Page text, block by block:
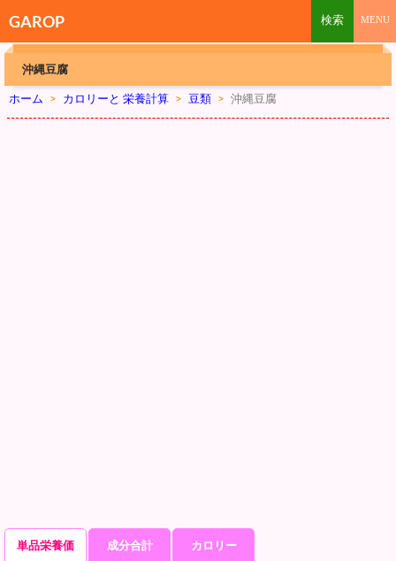
GAROP
沖縄豆腐
ホーム > カロリーと 栄養計算 > 豆類 > 沖縄豆腐
単品栄養価 成分合計 カロリー